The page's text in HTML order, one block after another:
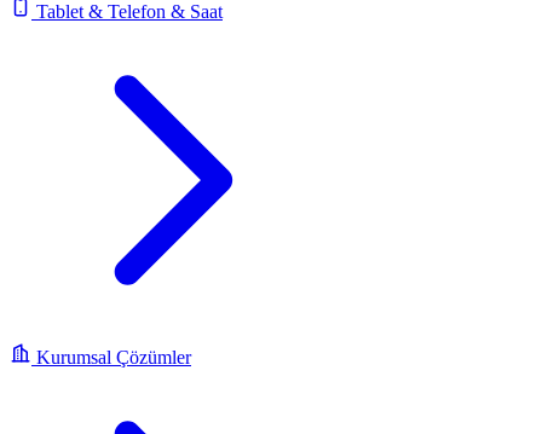
Tablet & Telefon & Saat
Kurumsal Çözümler